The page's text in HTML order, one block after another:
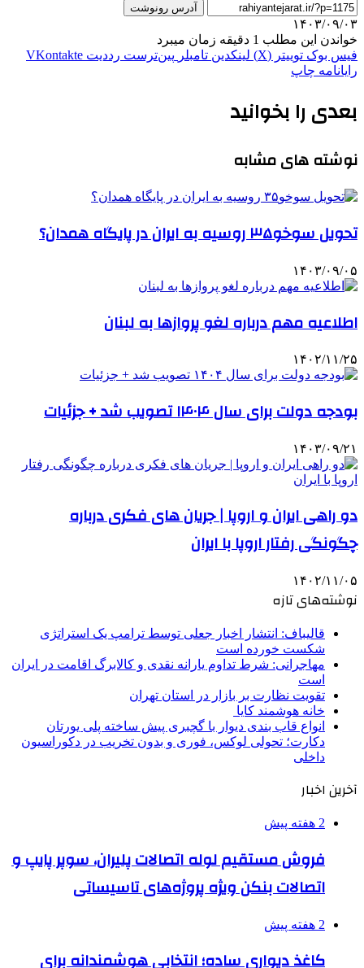
آدرس رونوشت
۱۴۰۳/۰۹/۰۳
خواندن این مطلب 1 دقیقه زمان میبرد
فیس بوک توییتر (X) لینکدین ‫تامبلر ‫پین‌ترست ‫رددیت ‫VKontakte
رایانامه چاپ
بعدی را بخوانید
نوشته های مشابه
تحویل سوخو۳۵ روسیه به ایران در پایگاه همدان؟
۱۴۰۳/۰۹/۰۵
اطلاعیه مهم درباره لغو پروازها به لبنان
۱۴۰۲/۱۱/۲۵
بودجه دولت برای سال ۱۴۰۴ تصویب شد + جزئیات
۱۴۰۳/۰۹/۲۱
دو راهی ایران و اروپا | جریان های فکری درباره
چگونگی رفتار اروپا با ایران
۱۴۰۲/۱۱/۰۵
نوشته‌های تازه
قالیباف: انتشار اخبار جعلی توسط ترامپ یک استراتژی
شکست خورده است
مهاجرانی: شرط تداوم یارانه نقدی و کالابرگ اقامت در ایران
است
تقویت نظارت بر بازار در استان تهران
خانه هوشمند کایا
انواع قاب بندی دیوار با گچبری پیش ساخته پلی یورتان
دکارت؛ تحولی لوکس، فوری و بدون تخریب در دکوراسیون
داخلی
آخرین اخبار
2 هفته پیش
فروش مستقیم لوله اتصالات پلیران، سوپر پایپ و
اتصالات بنکن ویژه پروژه‌های تاسیساتی
2 هفته پیش
کاغذ دیواری ساده؛ انتخابی هوشمندانه برای